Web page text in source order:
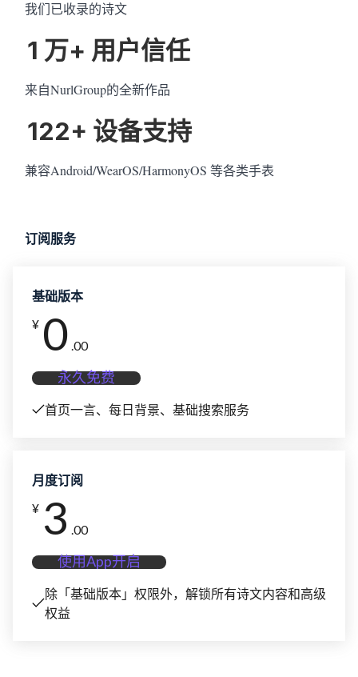
我们已收录的诗文
1 万+ 用户信任
来自NurlGroup的全新作品
122+ 设备支持
兼容Android/WearOS/HarmonyOS 等各类手表
订阅服务
基础版本
¥ 0 .00
永久免费
首页一言、每日背景、基础搜索服务
月度订阅
¥ 3 .00
使用App开启
除「基础版本」权限外，解锁所有诗文内容和高级
权益